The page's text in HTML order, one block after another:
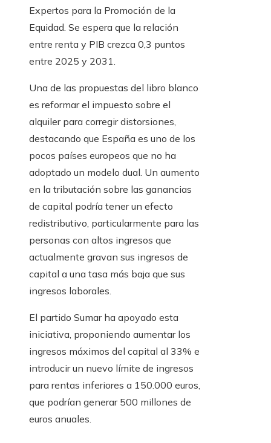
Expertos para la Promoción de la
Equidad. Se espera que la relación
entre renta y PIB crezca 0,3 puntos
entre 2025 y 2031.
Una de las propuestas del libro blanco
es reformar el impuesto sobre el
alquiler para corregir distorsiones,
destacando que España es uno de los
pocos países europeos que no ha
adoptado un modelo dual. Un aumento
en la tributación sobre las ganancias
de capital podría tener un efecto
redistributivo, particularmente para las
personas con altos ingresos que
actualmente gravan sus ingresos de
capital a una tasa más baja que sus
ingresos laborales.
El partido Sumar ha apoyado esta
iniciativa, proponiendo aumentar los
ingresos máximos del capital al 33% e
introducir un nuevo límite de ingresos
para rentas inferiores a 150.000 euros,
que podrían generar 500 millones de
euros anuales.